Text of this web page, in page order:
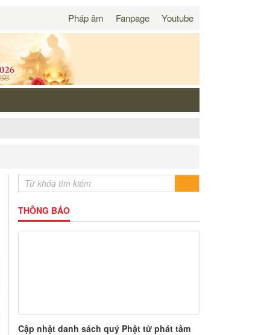
Youtube
Fanpage
Pháp âm
THÔNG BÁO
Cập nhật danh sách quý Phật tử phát tâm